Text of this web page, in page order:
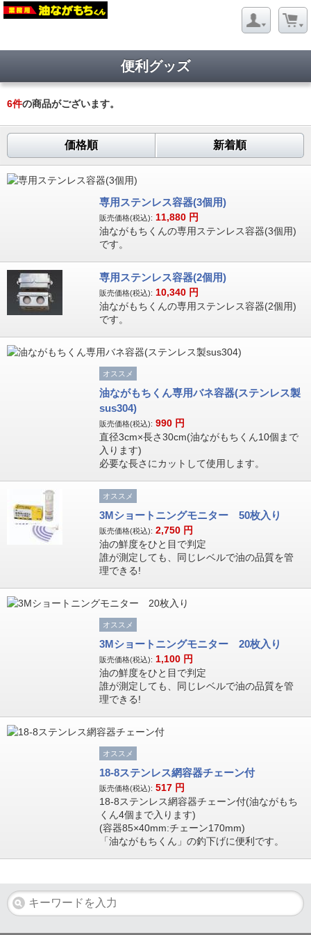
Strict Standards: Redefining already defined constructor for class
chubo.co.jp/public_html/www.abura/store/data/module/Net/
便利グッズ
6件の商品がございます。
価格順 新着順
専用ステンレス容器(3個用)
販売価格(税込): 11,880 円
油ながもちくんの専用ステンレス容器(3個用)
です。
専用ステンレス容器(2個用)
販売価格(税込): 10,340 円
油ながもちくんの専用ステンレス容器(2個用)
です。
オススメ
油ながもちくん専用バネ容器(ステンレス製
sus304)
販売価格(税込): 990 円
直径3cm×長さ30cm(油ながもちくん10個まで
入ります)
必要な長さにカットして使用します。
オススメ
3Mショートニングモニター 50枚入り
販売価格(税込): 2,750 円
油の鮮度をひと目で判定
誰が測定しても、同じレベルで油の品質を管
理できる!
オススメ
3Mショートニングモニター 20枚入り
販売価格(税込): 1,100 円
油の鮮度をひと目で判定
誰が測定しても、同じレベルで油の品質を管
理できる!
オススメ
18-8ステンレス網容器チェーン付
販売価格(税込): 517 円
18-8ステンレス網容器チェーン付(油ながもち
くん4個まで入ります)
(容器85×40mm:チェーン170mm)
「油ながもちくん」の釣下げに便利です。